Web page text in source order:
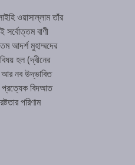
ওয়াসাল্লাম তাঁর
সর্বোত্তম বাণী
আদর্শ মুহাম্মদের
হল (দ্বীনের
নব উদ্ভাবিত
প্রত্যেক বিদআত
পরিণাম